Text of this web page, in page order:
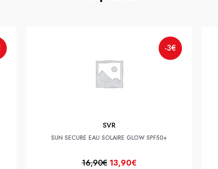
-3€
SVR
SUN SECURE EAU SOLAIRE GLOW SPF50+
16,90€ 13,90€